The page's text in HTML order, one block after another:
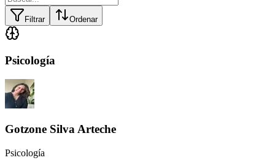
Filtrar Ordenar
Psicología
Gotzone Silva Arteche
Psicología